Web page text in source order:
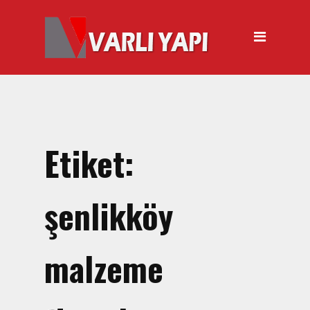
ANASAYFA
HAKKIMIZDA
Tabancası
El Arabası Satışı – Toptan,
Perakende Satış
İnşaat Küreği
Etiket:
şenlikköy
malzeme